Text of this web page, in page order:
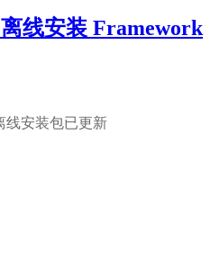
线安装 Framework
线安装包已更新